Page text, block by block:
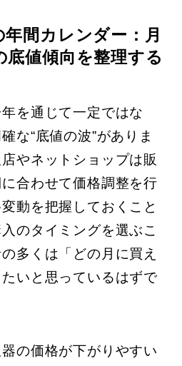
間カレンダー：月
底値傾向を整理する
を通じて一定ではな
な“底値の波”がありま
やネットショップは販
合わせて価格調整を行
動を把握しておくこと
のタイミングを選ぶこ
多くは「どの月に買え
いと思っているはずで
の価格が下がりやすい